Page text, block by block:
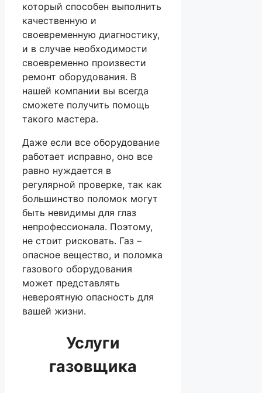
который способен выполнить
качественную и
своевременную диагностику,
и в случае необходимости
своевременно произвести
ремонт оборудования. В
нашей компании вы всегда
сможете получить помощь
такого мастера.
Даже если все оборудование
работает исправно, оно все
равно нуждается в
регулярной проверке, так как
большинство поломок могут
быть невидимы для глаз
непрофессионала. Поэтому,
не стоит рисковать. Газ –
опасное вещество, и поломка
газового оборудования
может представлять
невероятную опасность для
вашей жизни.
Услуги
газовщика